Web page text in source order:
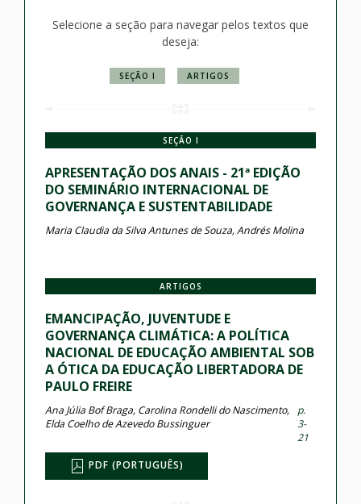
Selecione a seção para navegar pelos textos que
deseja:
SEÇÃO I ARTIGOS
SEÇÃO I
APRESENTAÇÃO DOS ANAIS - 21ª EDIÇÃO
DO SEMINÁRIO INTERNACIONAL DE
GOVERNANÇA E SUSTENTABILIDADE
Maria Claudia da Silva Antunes de Souza, Andrés Molina
ARTIGOS
EMANCIPAÇÃO, JUVENTUDE E
GOVERNANÇA CLIMÁTICA: A POLÍTICA
NACIONAL DE EDUCAÇÃO AMBIENTAL SOB
A ÓTICA DA EDUCAÇÃO LIBERTADORA DE
PAULO FREIRE
Ana Júlia Bof Braga, Carolina Rondelli do Nascimento,
Elda Coelho de Azevedo Bussinguer
p.
3-
21
PDF (PORTUGUÊS)